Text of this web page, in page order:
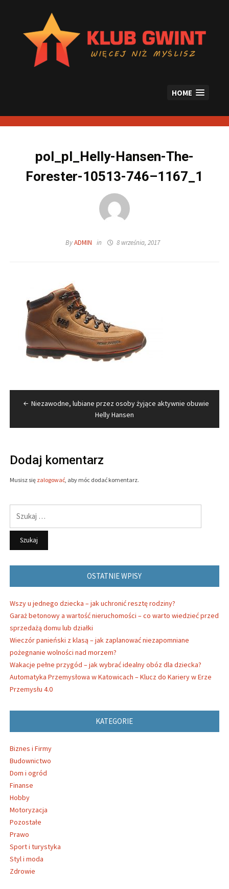
HOME
pol_pl_Helly-Hansen-The-
Forester-10513-746–1167_1
ByADMIN in 8 września, 2017
Nawigacja
Niezawodne, lubiane przez osoby żyjące aktywnie obuwie
Helly Hansen
Dodaj komentarz
Musisz się zalogować, aby móc dodać komentarz.
OSTATNIE WPISY
Wszy u jednego dziecka – jak uchronić resztę rodziny?
Garaż betonowy a wartość nieruchomości – co warto wiedzieć przed
sprzedażą domu lub działki
Wieczór panieński z klasą – jak zaplanować niezapomniane
pożegnanie wolności nad morzem?
Wakacje pełne przygód – jak wybrać idealny obóz dla dziecka?
Automatyka Przemysłowa w Katowicach – Klucz do Kariery w Erze
Przemysłu 4.0
KATEGORIE
Biznes i Firmy
Budownictwo
Dom i ogród
Finanse
Hobby
Motoryzacja
Pozostałe
Prawo
Sport i turystyka
Styl i moda
Zdrowie